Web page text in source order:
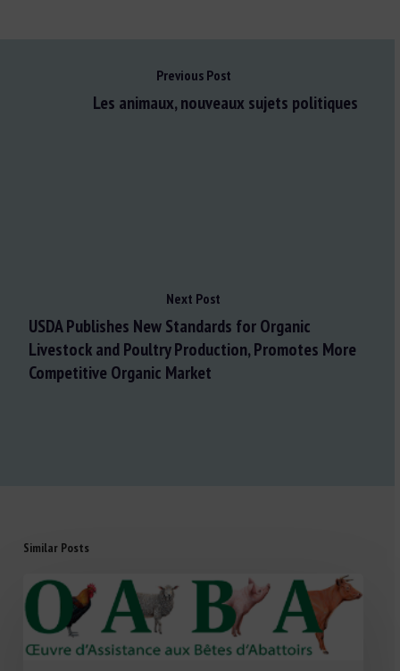
Previous Post
Les animaux, nouveaux sujets politiques
Next Post
USDA Publishes New Standards for Organic
Livestock and Poultry Production, Promotes More
Competitive Organic Market
Similar Posts